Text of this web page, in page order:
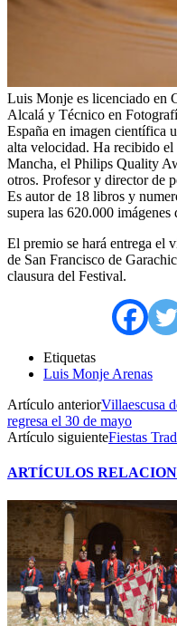
Luis Monje es licenciado en
Alcalá y Técnico en
España en imagen científica
alta velocidad. Ha recibido
Mancha, el Philips Quality
otros. Profesor y director de
Es autor de 18 libros y
supera las 620.000 imágenes
El premio se hará entrega el
de San Francisco de
clausura del Festival.
Etiquetas
Luis Monje Arenas
Artículo anteriorVillaescusa
regresa el 30 de mayo
Artículo siguienteFiestas
ARTÍCULOS